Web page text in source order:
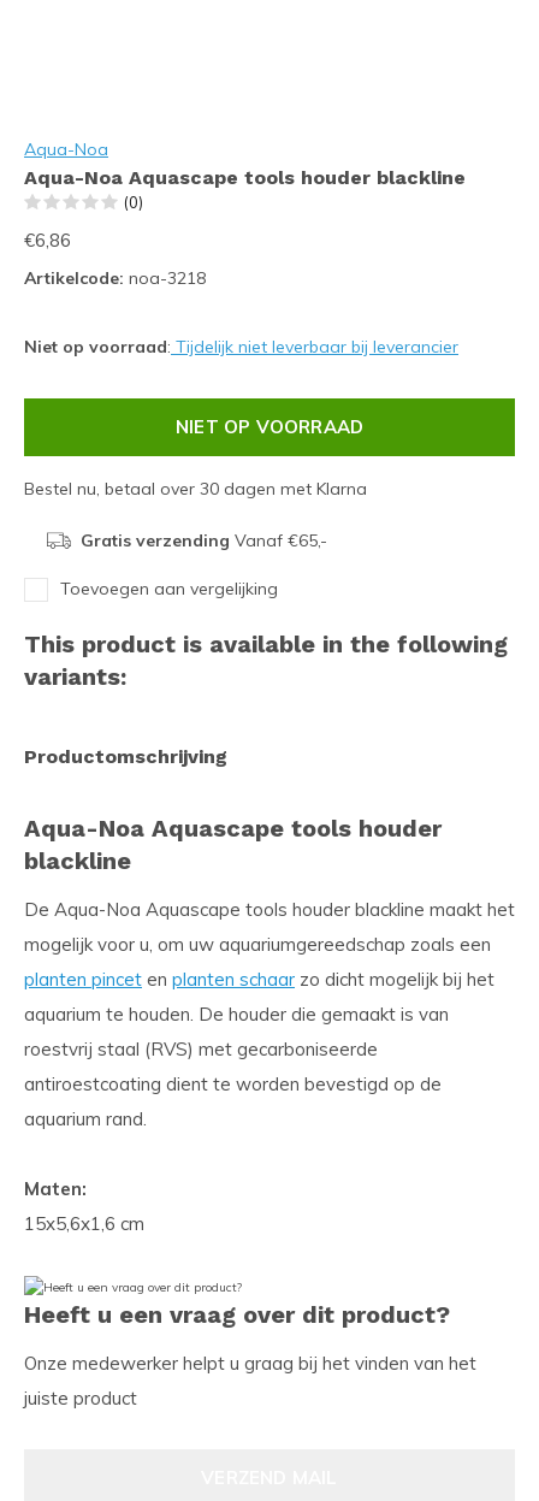
Aqua-Noa
Aqua-Noa Aquascape tools houder blackline
(0)
€6,86
Artikelcode: noa-3218
Niet op voorraad: Tijdelijk niet leverbaar bij leverancier
NIET OP VOORRAAD
Bestel nu, betaal over 30 dagen met Klarna
Gratis verzending Vanaf €65,-
Toevoegen aan vergelijking
This product is available in the following
variants:
Productomschrijving
Aqua-Noa Aquascape tools houder
blackline
De Aqua-Noa Aquascape tools houder blackline maakt het
mogelijk voor u, om uw aquariumgereedschap zoals een
planten pincet en planten schaar zo dicht mogelijk bij het
aquarium te houden. De houder die gemaakt is van
roestvrij staal (RVS) met gecarboniseerde
antiroestcoating dient te worden bevestigd op de
aquarium rand.
Maten:
15x5,6x1,6 cm
Heeft u een vraag over dit product?
Onze medewerker helpt u graag bij het vinden van het
juiste product